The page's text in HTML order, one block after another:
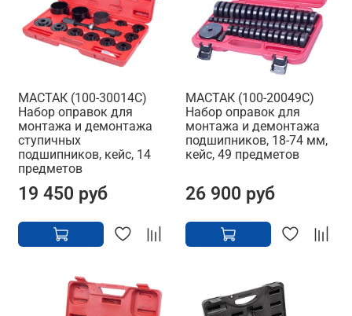
МАСТАК (100-30014C)
Набор оправок для
монтажа и демонтажа
ступичных
подшипников, кейс, 14
предметов
19 450 руб
МАСТАК (100-20049C)
Набор оправок для
монтажа и демонтажа
подшипников, 18-74 мм,
кейс, 49 предметов
26 900 руб